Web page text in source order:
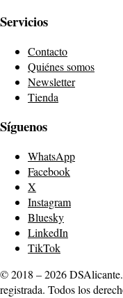
Servicios
Contacto
Quiénes somos
Newsletter
Tienda
Síguenos
WhatsApp
Facebook
X
Instagram
Bluesky
LinkedIn
TikTok
© 2018 – 2026
registrada. Todos los